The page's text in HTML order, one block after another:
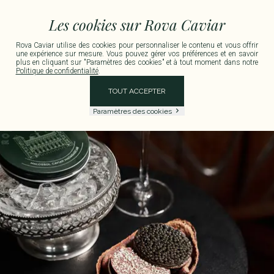
Les cookies sur Rova Caviar
Rova Caviar utilise des cookies pour personnaliser le contenu et vous offrir
une expérience sur mesure. Vous pouvez gérer vos préférences et en savoir
plus en cliquant sur "Paramètres des cookies" et à tout moment dans notre
Politique de confidentialité.
TOUT ACCEPTER
Paramètres des cookies